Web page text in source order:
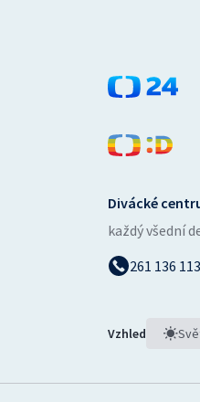
Divácké
každý všední
261 136 113
Vzhled